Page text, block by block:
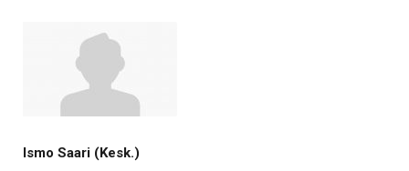
Ismo Saari (Kesk.)